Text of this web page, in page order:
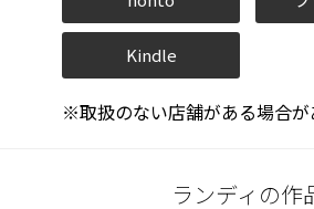
Kindle
※取扱のない店舗がある場合が
ランディの作